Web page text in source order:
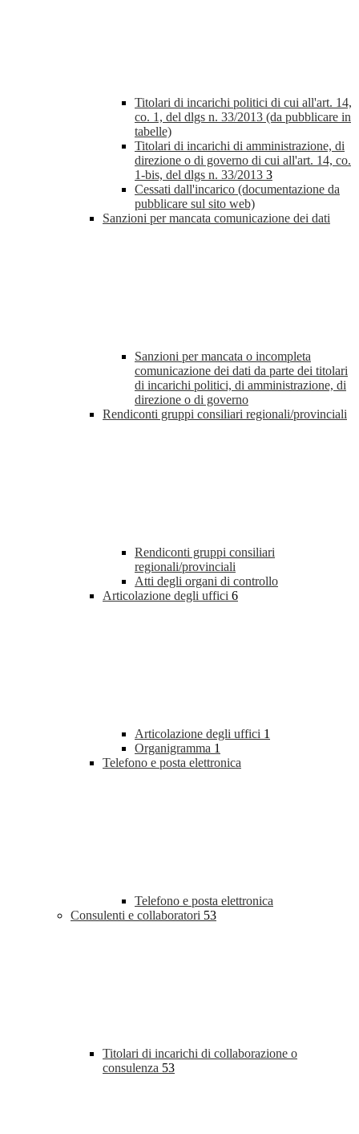
Titolari di incarichi politici di cui all'art. 14,
co. 1, del dlgs n. 33/2013 (da pubblicare in
tabelle)
Titolari di incarichi di amministrazione, di
direzione o di governo di cui all'art. 14, co.
1-bis, del dlgs n. 33/2013 3
Cessati dall'incarico (documentazione da
pubblicare sul sito web)
Sanzioni per mancata comunicazione dei dati
Sanzioni per mancata o incompleta
comunicazione dei dati da parte dei titolari
di incarichi politici, di amministrazione, di
direzione o di governo
Rendiconti gruppi consiliari regionali/provinciali
Rendiconti gruppi consiliari
regionali/provinciali
Atti degli organi di controllo
Articolazione degli uffici 6
Articolazione degli uffici 1
Organigramma 1
Telefono e posta elettronica
Telefono e posta elettronica
Consulenti e collaboratori 53
Titolari di incarichi di collaborazione o
consulenza 53